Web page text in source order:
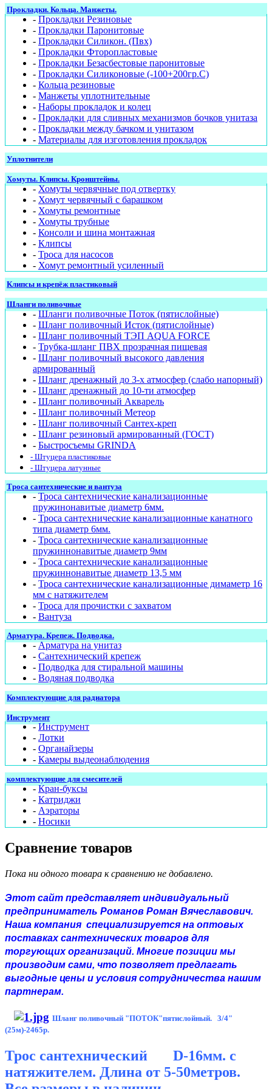
Прокладки. Кольца. Манжеты.
-Прокладки Резиновые
- Прокладки Паронитовые
- Прокладки Силикон. (Пвх)
- Прокладки Фторопластовые
- Прокладки Безасбестовые паронитовые
- Прокладки Силиконовые (-100+200гр.С)
- Кольца резиновые
- Манжеты уплотнительные
- Наборы прокладок и колец
- Прокладки для сливных механизмов бочков унитаза
- Прокладки между бачком и унитазом
- Материалы для изготовления прокладок
Уплотнители
Хомуты. Клипсы. Кронштейны.
-Хомуты червячные под отвертку
- Хомут червячный с барашком
- Хомуты ремонтные
- Хомуты трубные
- Консоли и шина монтажная
- Клипсы
- Троса для насосов
- Хомут ремонтный усиленный
Клипсы и крепёж пластиковый
Шланги поливочные
-Шланги поливочные Поток (пятислойные)
- Шланг поливочный Исток (пятислойные)
- Шланг поливочный ТЭП AQUA FORCE
- Трубка-шланг ПВХ прозрачная пищевая
- Шланг поливочный высокого давления
армированный
- Шланг дренажный до 3-х атмосфер (слабо напорный)
- Шланг дренажный до 10-ти атмосфер
- Шланг поливочный Акварель
- Шланг поливочный Метеор
- Шланг поливочный Сантех-креп
- Шланг резиновый армированный (ГОСТ)
- Быстросъемы GRINDA
- Штуцера пластиковые
- Штуцера латунные
Троса сантехнические и вантуза
-Троса сантехнические канализационные
пружинонавитые диаметр 6мм.
- Троса сантехнические канализационные канатного
типа диаметр 6мм.
- Троса сантехнические канализационные
пружиннонавитые диаметр 9мм
- Троса сантехнические канализационные
пружиннонавитые диаметр 13,5 мм
- Троса сантехнические канализационные димаметр 16
мм с натяжителем
- Троса для прочистки с захватом
- Вантуза
Арматура. Крепеж. Подводка.
-Арматура на унитаз
- Сантехнический крепеж
- Подводка для стиральной машины
- Водяная подводка
Комплектующие для радиатора
Инструмент
-Инструмент
- Лотки
- Органайзеры
- Камеры выдеонаблюдения
комплектующие для смесителей
-Кран-буксы
- Катриджи
- Аэраторы
- Носики
Сравнение товаров
Пока ни одного товара к сравнению не добавлено.
Этот сайт представляет индивидуальный
предприниматель Романов Роман Вячеславович.
Наша компания специализируется на оптовых
поставках сантехнических товаров для
торгующих организаций. Многие позиции мы
производим сами, что позволяет предлагать
выгодные цены и условия сотрудничества нашим
партнерам.
Шланг поливочный "ПОТОК"пятислойный. 3/4"
(25м)-2465р.
Трос сантехнический D-16мм. с
натяжителем. Длина от 5-50метров.